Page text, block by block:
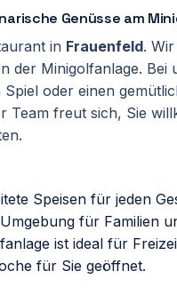
Genüsse am
in Frauenfeld.
der Minigolfanlage. Bei
oder einen
Team freut sich, Sie
Speisen für jeden
für Familien
ist ideal für
für Sie geöffnet.